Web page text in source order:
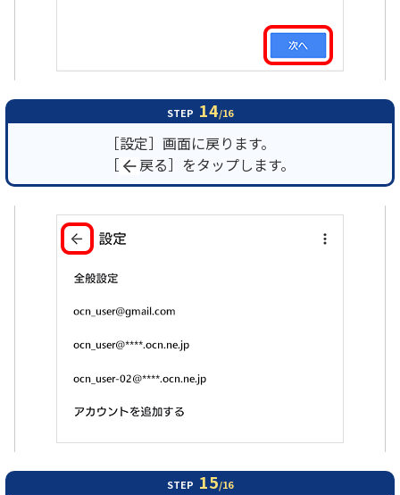
STEP 14/16
［設定］画面に戻ります。
［
戻る］をタップします。
STEP 15/16